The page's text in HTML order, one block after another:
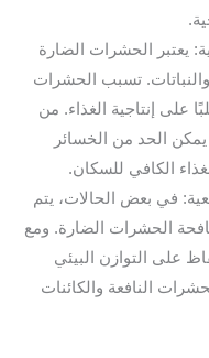
يعتبر الحشرات الضارة
والنباتات. تسبب الحشرات
على إنتاجية الغذاء. من
الحد من الخسائر
الكافي للسكان.
في بعض الحالات، يتم
الحشرات الضارة. ومع
على التوازن البيئي
النافعة والكائنات